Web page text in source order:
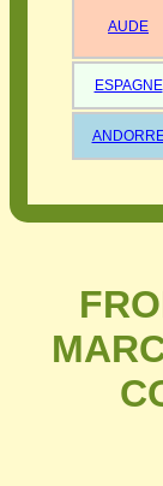
AUDE
ESPAGNE